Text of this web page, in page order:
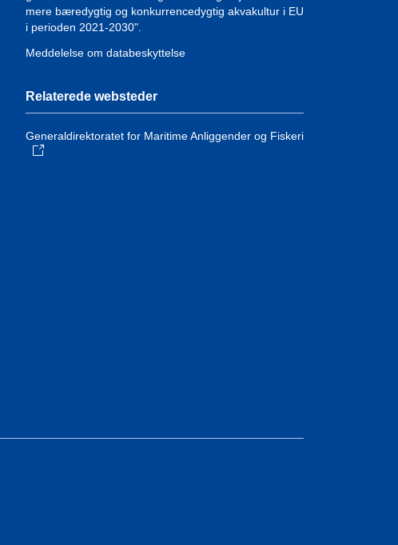
mere bæredygtig og konkurrencedygtig akvakultur i EU
i perioden 2021-2030".
Meddelelse om databeskyttelse
Relaterede websteder
Generaldirektoratet for Maritime Anliggender og Fiskeri